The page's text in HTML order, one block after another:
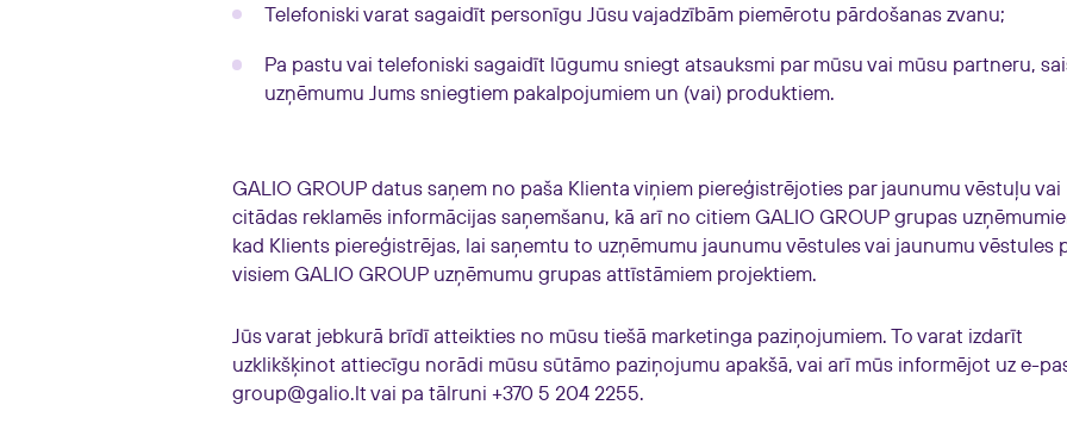
Telefoniski varat sagaidīt personīgu Jūsu vajadzībām piemērotu pārdošanas zvanu;
Pa pastu vai telefoniski sagaidīt lūgumu sniegt atsauksmi par mūsu vai mūsu partneru,
uzņēmumu Jums sniegtiem pakalpojumiem un (vai) produktiem.
GALIO GROUP datus saņem no paša Klienta viņiem piereģistrējoties par jaunumu vēstuļu vai
citādas reklamēs informācijas saņemšanu, kā arī no citiem GALIO GROUP grupas
kad Klients piereģistrējas, lai saņemtu to uzņēmumu jaunumu vēstules vai jaunumu vēstules
visiem GALIO GROUP uzņēmumu grupas attīstāmiem projektiem.
Jūs varat jebkurā brīdī atteikties no mūsu tiešā marketinga paziņojumiem. To varat izdarīt
uzklikšķinot attiecīgu norādi mūsu sūtāmo paziņojumu apakšā, vai arī mūs informējot uz e-
group@galio.lt vai pa tālruni +370 5 204 2255.